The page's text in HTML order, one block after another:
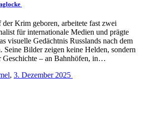
Krim geboren, arbeitete fast zwei
für internationale Medien und prägte
visuelle Gedächtnis Russlands nach dem
Seine Bilder zeigen keine Helden, sondern
Geschichte – an Bahnhöfen, in…
, 3. Dezember 2025